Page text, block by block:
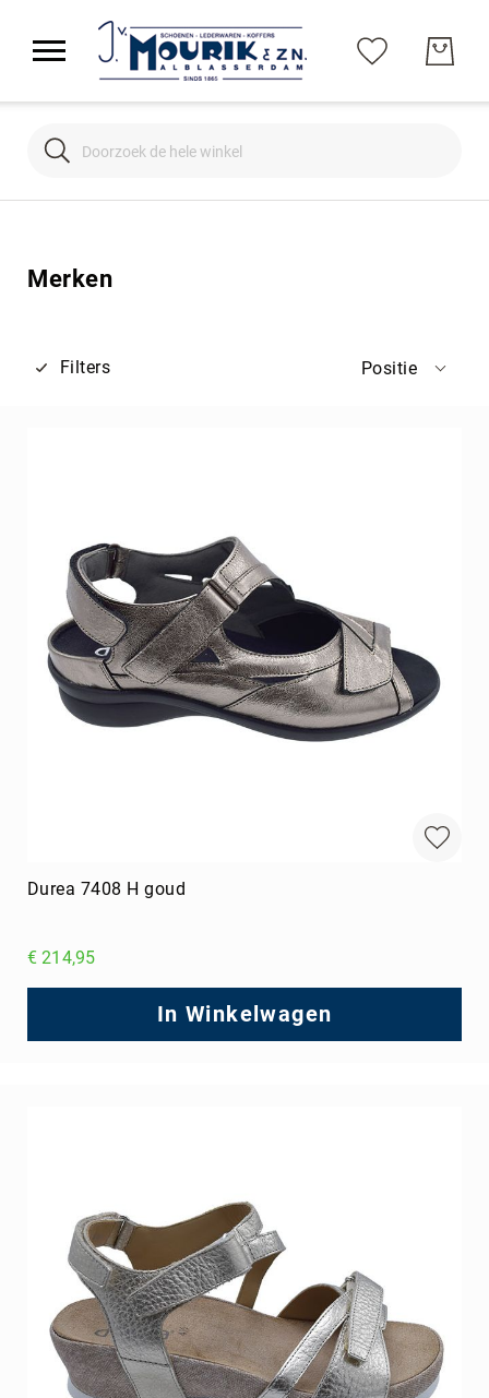
Search
Merken
Filters Positie
Durea 7408 H goud
€ 214,95
In Winkelwagen